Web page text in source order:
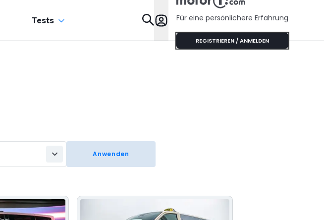
Tests Specials
Für eine persönlichere Erfahrung
REGISTRIEREN / ANMELDEN